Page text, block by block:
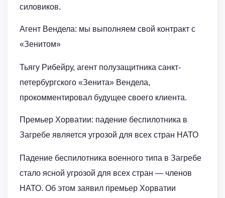
силовиков.
Агент Вендела: мы выполняем свой контракт с
«Зенитом»
Тьягу Рибейру, агент полузащитника санкт-
петербургского «Зенита» Вендела,
прокомментировал будущее своего клиента.
Премьер Хорватии: падение беспилотника в
Загребе является угрозой для всех стран НАТО
Падение беспилотника военного типа в Загребе
стало ясной угрозой для всех стран — членов
НАТО. Об этом заявил премьер Хорватии